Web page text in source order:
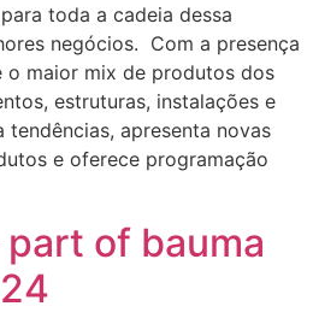
toda a cadeia dessa
negócios. Com a presença
o maior mix de produtos dos
estruturas, instalações e
tendências, apresenta novas
e oferece programação
part of bauma